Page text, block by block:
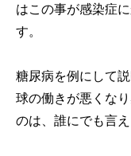
はこの事が感染症
す。
糖尿病を例にして
球の働きが悪くな
のは、誰にでも言え